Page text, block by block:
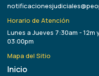
Horario de Atención
Lunes a Jueves 7:30am - 12m
03:00pm
Mapa del Sitio
Inicio